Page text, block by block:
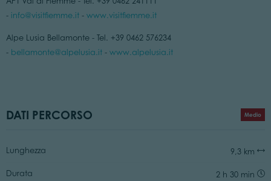
- info@visitfiemme.it- www.visitfiemme.it
Alpe Lusia Bellamonte - Tel. +39 0462 576234
- bellamonte@alpelusia.it- www.alpelusia.it
DATI PERCORSO Medio
Lunghezza 9,3 km
Durata 2 h 30 min